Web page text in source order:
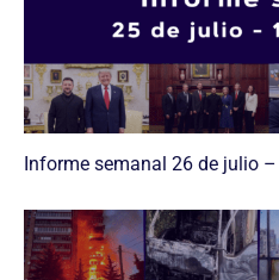
Informe semanal 26 de julio